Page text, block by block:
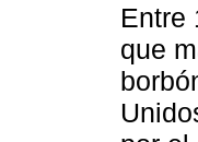
Entre
que